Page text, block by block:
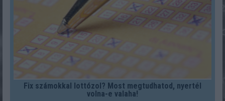
Fix számokkal lottózol? Most megtudhatod, nyertél
volna-e valaha!